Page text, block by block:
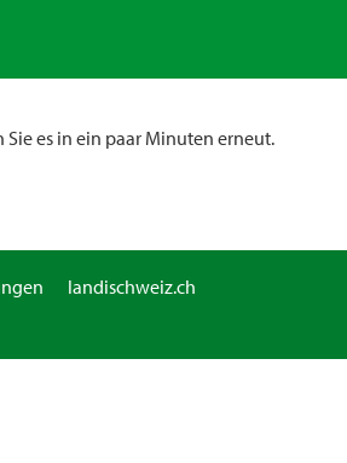
es in ein paar Minuten erneut.
landischweiz.ch